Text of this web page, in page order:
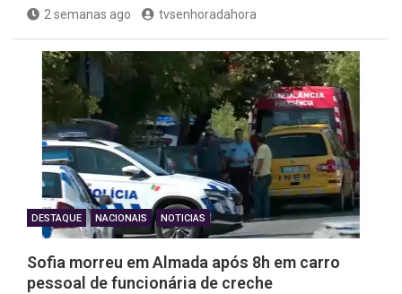
2 semanas ago tvsenhoradahora
DESTAQUE NACIONAIS NOTICIAS
Sofia morreu em Almada após 8h em carro
pessoal de funcionária de creche